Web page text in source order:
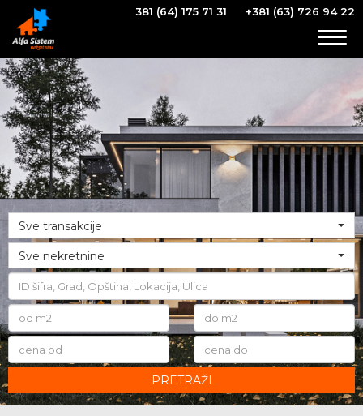
381 (64) 175 71 31 +381 (63) 726 94 22
Sve transakcije
Sve nekretnine
PRETRAŽI